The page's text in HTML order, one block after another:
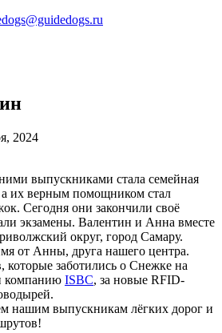
2024
выпускниками стала семейная
их верным помощником стал
Сегодня они закончили своё
экзамены. Валентин и Анна вместе
округ, город Самару.
от Анны, друга нашего центра.
которые заботились о Снежке на
компанию ISBC, за новые RFID-
нашим выпускникам лёгких дорог и